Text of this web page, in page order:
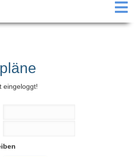
eingeloggt!